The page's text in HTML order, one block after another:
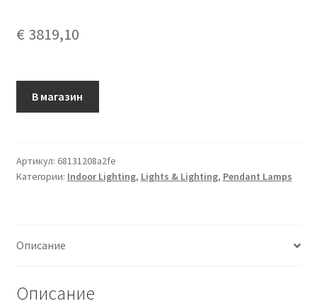
€ 3819,10
В магазин
Артикул: 68131208a2fe
Категории: Indoor Lighting, Lights & Lighting, Pendant Lamps
Описание
Описание